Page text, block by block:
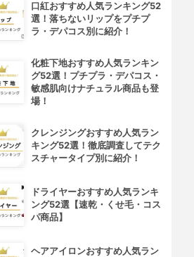
口紅おすすめ人気ランキング52
選！落ちないリップをプチプ
ラ・デパコス別に紹介！
化粧下地おすすめ人気ランキン
グ52選！プチプラ・デパコス・
敏感肌向けナチュラル商品も登
場！
クレンジングおすすめ人気ラン
キング52選！徹底調査してテク
スチャータイプ別に紹介！
ドライヤーおすすめ人気ランキ
ング52選【速乾・くせ毛・コス
パ商品】
ヘアアイロンおすすめ人気ラン